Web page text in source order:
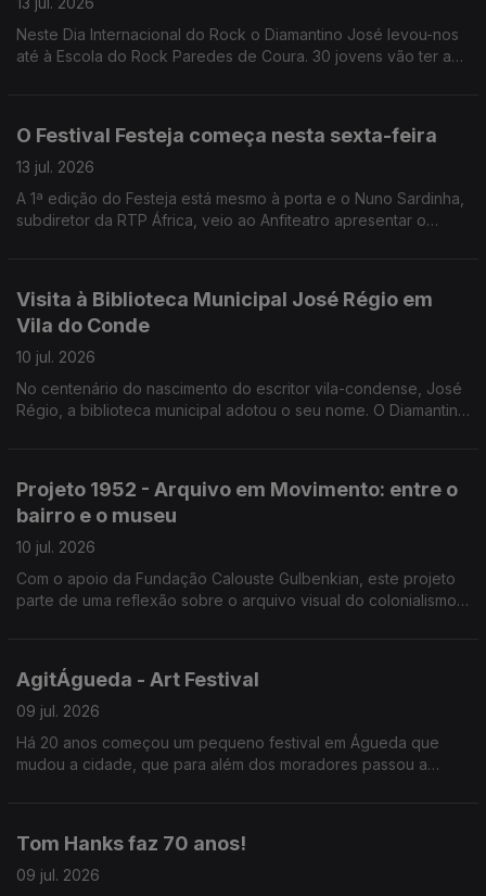
Neste Dia Internacional do Rock o Diamantino José levou-nos
até à Escola do Rock Paredes de Coura. 30 jovens vão ter a
O Festival Festeja começa nesta sexta-feira
13 jul. 2026
A 1ª edição do Festeja está mesmo à porta e o Nuno Sardinha,
subdiretor da RTP África, veio ao Anfiteatro apresentar o
Visita à Biblioteca Municipal José Régio em
Vila do Conde
10 jul. 2026
No centenário do nascimento do escritor vila-condense, José
Régio, a biblioteca municipal adotou o seu nome. O Diamantino
Projeto 1952 - Arquivo em Movimento: entre o
bairro e o museu
10 jul. 2026
Com o apoio da Fundação Calouste Gulbenkian, este projeto
parte de uma reflexão sobre o arquivo visual do colonialismo
AgitÁgueda - Art Festival
09 jul. 2026
Há 20 anos começou um pequeno festival em Águeda que
mudou a cidade, que para além dos moradores passou a
Tom Hanks faz 70 anos!
09 jul. 2026